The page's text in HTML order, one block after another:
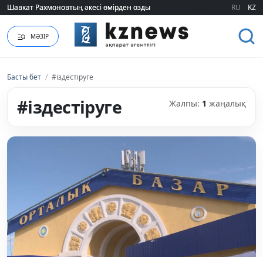
Шавкат Рахмоновтың әкесі өмірден озды
Шавкат Рахмоновтың әкесі өмірден озды RU KZ
МӘЗІР
Басты бет / #іздестіруге
#іздестіруге Жалпы: 1 жаңалық